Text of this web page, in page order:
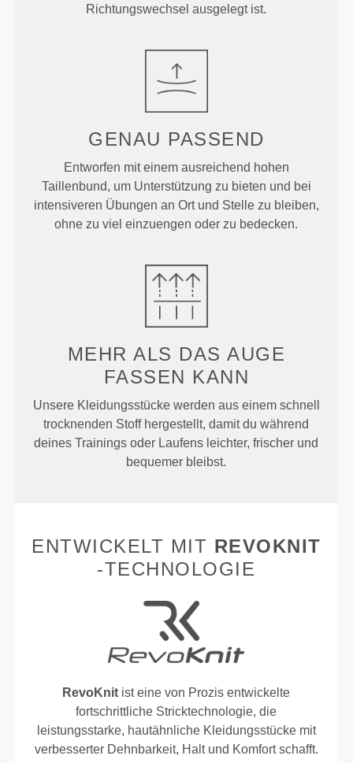
Richtungswechsel ausgelegt ist.
GENAU PASSEND
Entworfen mit einem ausreichend hohen
Taillenbund, um Unterstützung zu bieten und bei
intensiveren Übungen an Ort und Stelle zu bleiben,
ohne zu viel einzuengen oder zu bedecken.
MEHR ALS DAS AUGE
FASSEN KANN
Unsere Kleidungsstücke werden aus einem schnell
trocknenden Stoff hergestellt, damit du während
deines Trainings oder Laufens leichter, frischer und
bequemer bleibst.
ENTWICKELT MIT REVOKNIT
-TECHNOLOGIE
RevoKnit ist eine von Prozis entwickelte
fortschrittliche Stricktechnologie, die
leistungsstarke, hautähnliche Kleidungsstücke mit
verbesserter Dehnbarkeit, Halt und Komfort schafft.